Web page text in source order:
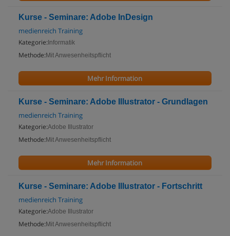
Kurse - Seminare: Adobe InDesign
medienreich Training
Kategorie: Informatik
Methode: Mit Anwesenheitspflicht
Mehr Information
Kurse - Seminare: Adobe Illustrator - Grundlagen
medienreich Training
Kategorie:Adobe Illustrator
Methode: Mit Anwesenheitspflicht
Mehr Information
Kurse - Seminare: Adobe Illustrator - Fortschritt
medienreich Training
Kategorie:Adobe Illustrator
Methode: Mit Anwesenheitspflicht